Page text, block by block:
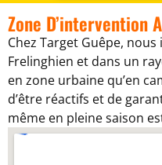
Zone D’intervention
Chez Target Guêpe,
Frelinghien et dans un
en zone urbaine qu’en
d’être réactifs et de
même en pleine saison